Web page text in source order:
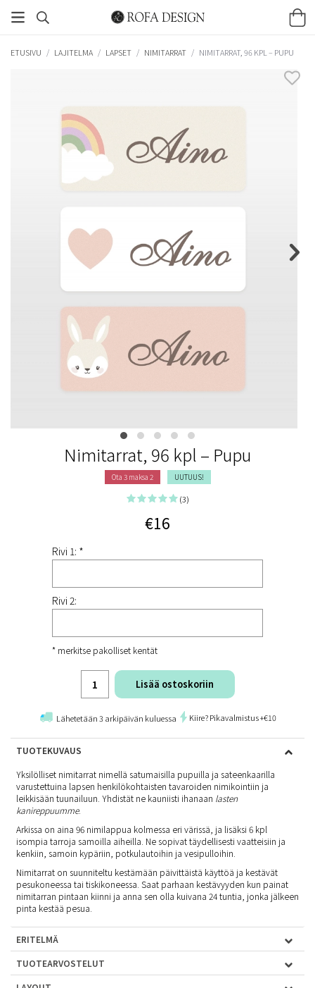
ETUSIVU / LAJITELMA / LAPSET / NIMITARRAT / NIMITARRAT, 96 KPL – PUPU
Nimitarrat, 96 kpl – Pupu
Ota 3 maksa 2 UUTUUS!
(3)
€16
Rivi 1: *
Rivi 2:
* merkitse pakolliset kentät
Lisää ostoskoriin
Lähetetään 3 arkipäivän kuluessa Kiire? Pikavalmistus +€10
TUOTEKUVAUS
Yksilölliset nimitarrat nimellä satumaisilla pupuilla ja sateenkaarilla
varustettuina lapsen henkilökohtaisten tavaroiden nimikointiin ja
leikkisään tuunailuun. Yhdistät ne kauniisti ihanaan lasten
kanireppuumme.
Arkissa on aina 96 nimilappua kolmessa eri värissä, ja lisäksi 6 kpl
isompia tarroja samoilla aiheilla. Ne sopivat täydellisesti vaatteisiin ja
kenkiin, samoin kypäriin, potkulautoihin ja vesipulloihin.
Nimitarrat on suunniteltu kestämään päivittäistä käyttöä ja kestävät
pesukoneessa tai tiskikoneessa. Saat parhaan kestävyyden kun painat
nimitarran pintaan kiinni ja anna sen olla kuivana 24 tuntia, jonka jälkeen
pinta kestää pesua.
ERITELMÄ
TUOTEARVOSTELUT